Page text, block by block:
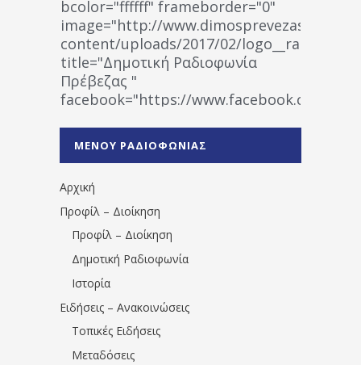
bcolor="ffffff" frameborder="0"
image="http://www.dimosprevezas.gr/wp-
content/uploads/2017/02/
title="Δημοτική Ραδιοφωνία
Πρέβεζας "
facebook="https://www.facebook.com/
1531194763766854/" artist="" ]
ΜΕΝΟΥ ΡΑΔΙΟΦΩΝΙΑΣ
Αρχική
Προφίλ – Διοίκηση
Προφίλ – Διοίκηση
Δημοτική Ραδιοφωνία
Ιστορία
Ειδήσεις – Ανακοινώσεις
Τοπικές Ειδήσεις
Μεταδόσεις